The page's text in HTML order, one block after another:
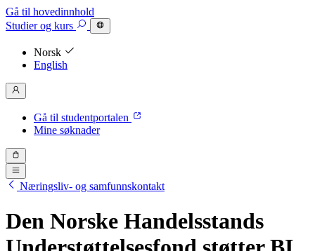
Gå til hovedinnhold
Studierog kurs
Norsk
English
Gå til studentportalen
Mine søknader
Næringsliv- og samfunnskontakt
Den Norske Handelsstands